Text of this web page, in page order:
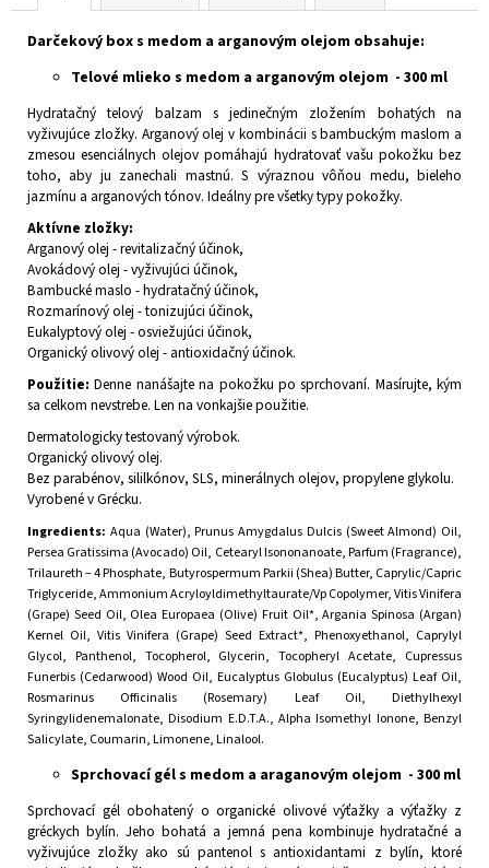
Darčekový box s medom a arganovým olejom obsahuje:
Telové mlieko s medom a arganovým olejom - 300 ml
Hydratačný telový balzam s jedinečným zložením bohatých na
vyživujúce zložky. Arganový olej v kombinácii s bambuckým maslom a
zmesou esenciálnych olejov pomáhajú hydratovať vašu pokožku bez
toho, aby ju zanechali mastnú. S výraznou vôňou medu, bieleho
jazmínu a arganových tónov. Ideálny pre všetky typy pokožky.
Aktívne zložky:
Arganový olej - revitalizačný účinok,
Avokádový olej - vyživujúci účinok,
Bambucké maslo - hydratačný účinok,
Rozmarínový olej - tonizujúci účinok,
Eukalyptový olej - osviežujúci účinok,
Organický olivový olej - antioxidačný účinok.
Použitie: Denne nanášajte na pokožku po sprchovaní. Masírujte, kým
sa celkom nevstrebe. Len na vonkajšie použitie.
Dermatologicky testovaný výrobok.
Organický olivový olej.
Bez parabénov, sililkónov, SLS, minerálnych olejov, propylene glykolu.
Vyrobené v Grécku.
Ingredients: Aqua (Water), Prunus Amygdalus Dulcis (Sweet Almond) Oil,
Persea Gratissima (Avocado) Oil, Cetearyl Isononanoate, Parfum (Fragrance),
Trilaureth – 4 Phosphate, Butyrospermum Parkii (Shea) Butter, Caprylic/Capric
Triglyceride, Ammonium Acryloyldimethyltaurate/Vp Copolymer, Vitis Vinifera
(Grape) Seed Oil, Olea Europaea (Olive) Fruit Oil*, Argania Spinosa (Argan)
Kernel Oil, Vitis Vinifera (Grape) Seed Extract*, Phenoxyethanol, Caprylyl
Glycol, Panthenol, Tocopherol, Glycerin, Tocopheryl Acetate, Cupressus
Funerbis (Cedarwood) Wood Oil, Eucalyptus Globulus (Eucalyptus) Leaf Oil,
Rosmarinus Officinalis (Rosemary) Leaf Oil, Diethylhexyl
Syringylidenemalonate, Disodium E.D.T.A., Alpha Isomethyl Ionone, Benzyl
Salicylate, Coumarin, Limonene, Linalool.
Sprchovací gél s medom a araganovým olejom - 300 ml
Sprchovací gél obohatený o organické olivové výťažky a výťažky z
gréckych bylín. Jeho bohatá a jemná pena kombinuje hydratačné a
vyživujúce zložky ako sú pantenol s antioxidantami z bylín, ktoré